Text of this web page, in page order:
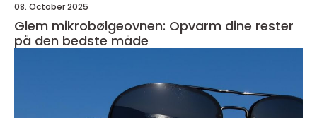
08. October 2025
Glem mikrobølgeovnen: Opvarm dine rester
på den bedste måde